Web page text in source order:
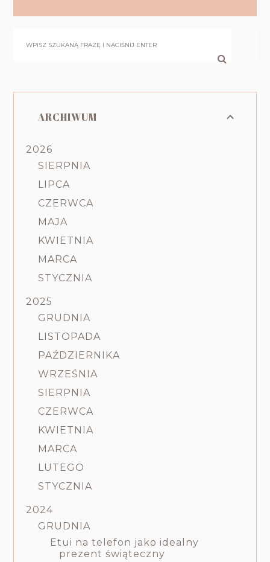
ARCHIWUM
2026
SIERPNIA
LIPCA
CZERWCA
MAJA
KWIETNIA
MARCA
STYCZNIA
2025
GRUDNIA
LISTOPADA
PAŹDZIERNIKA
WRZEŚNIA
SIERPNIA
CZERWCA
KWIETNIA
MARCA
LUTEGO
STYCZNIA
2024
GRUDNIA
Etui na telefon jako idealny
prezent świąteczny